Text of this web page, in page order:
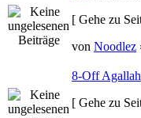
[ Gehe zu
von Noodlez
8-Off Agallah
[ Gehe zu